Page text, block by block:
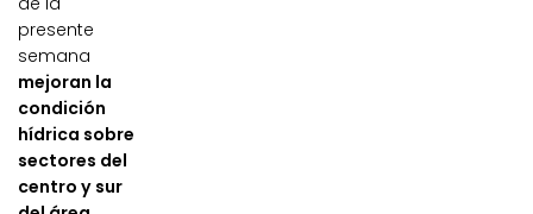
presente
semana
mejoran la
condición
hídrica sobre
sectores del
centro y sur